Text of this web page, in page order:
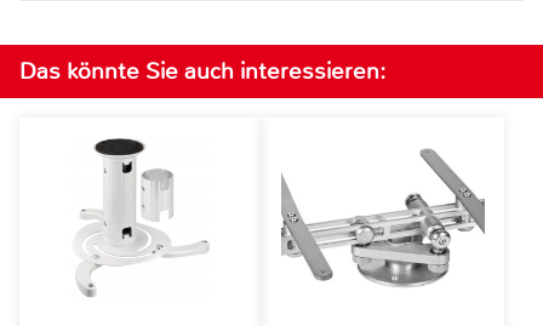
Das könnte Sie auch interessieren: